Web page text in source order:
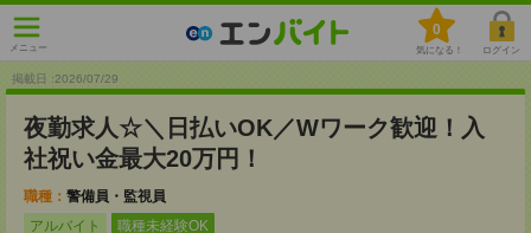
メニュー
0
気になる！ ログイン
掲載日 :2026/07/29
夜勤求人☆＼日払いOK／Wワーク歓迎！入
社祝い金最大20万円！
職種： 警備員・監視員
アルバイト
職種未経験OK